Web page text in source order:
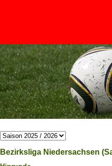
Bezirksliga Niedersachsen